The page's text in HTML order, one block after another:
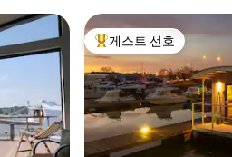
상위 게스트 선호
게스트 선호